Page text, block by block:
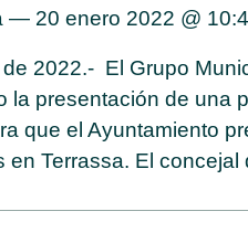
— 20 enero 2022 @
2022.- El Grupo
la presentación de una
que el Ayuntamiento
Terrassa. El concejal